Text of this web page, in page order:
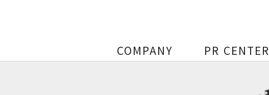
COMPANY PR CENTER